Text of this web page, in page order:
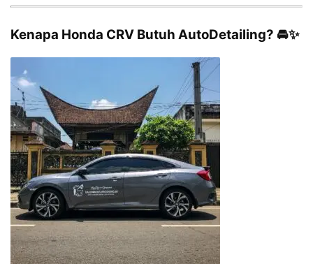
Kenapa Honda CRV Butuh AutoDetailing? 🚘✨